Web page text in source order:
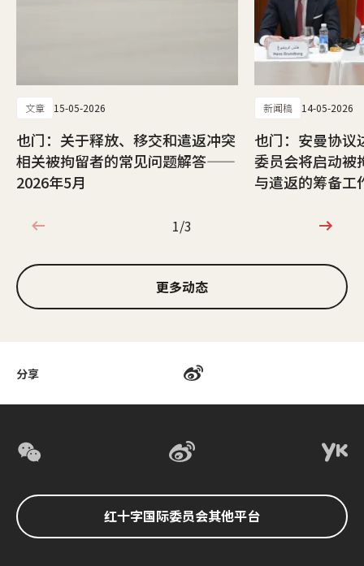
分享
文章 15-05-2026
也门：关于释放、移交和遣返冲突
相关被拘留者的常见问题解答——
2026年5月
新闻稿 14-05-2026
也门：安曼协议
委员会将启动被
与遣返的筹备工
1/3
1/3
更多动态
红十字国际委员会其他平台